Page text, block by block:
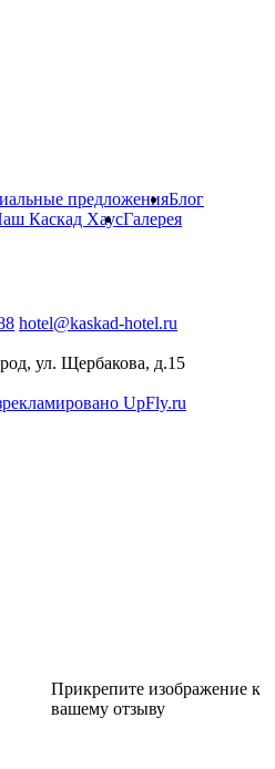
предложенияБлог
Каскад ХаусГалерея
hotel@kaskad-hotel.ru
ул. Щербакова, д.15
UpFly.ru
Прикрепите изображение к
вашему отзыву